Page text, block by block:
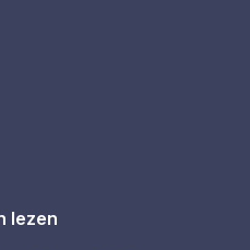
lezen